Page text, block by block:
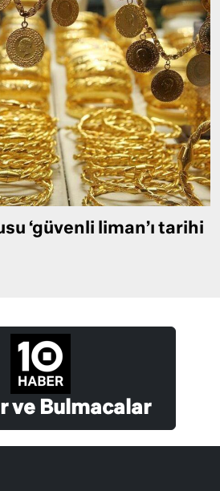
‘güvenli liman’ı tarihi
ve Bulmacalar